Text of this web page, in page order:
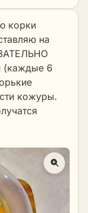
корки
на
(каждые 6
кожуры.